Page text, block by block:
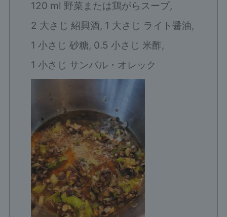
120 ml 野菜または鶏がらスープ,
2 大さじ 紹興酒, 1 大さじ ライト醤油,
1 小さじ 砂糖, 0.5 小さじ 米酢,
1 小さじ サンバル・オレック